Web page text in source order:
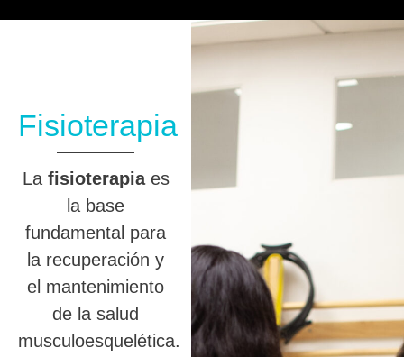
Fisioterapia
La fisioterapiaes
la base
fundamental para
la recuperación y
el mantenimiento
de la salud
musculoesquelética.